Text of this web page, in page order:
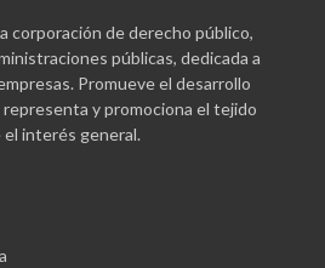
corporación de derecho público,
públicas, dedicada a
Promueve el desarrollo
y promociona el tejido
interés general.